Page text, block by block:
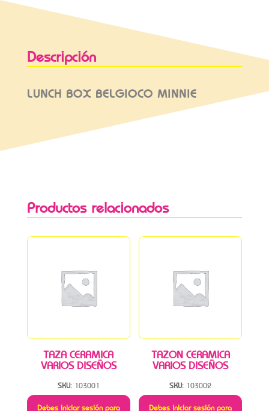
Descripción
LUNCH BOX BELGIOCO MINNIE
Productos relacionados
TAZA CERAMICA
VARIOS DISEÑOS
SKU: 103001
Debes iniciar sesión para
TAZON CERAMICA
VARIOS DISEÑOS
SKU: 103002
Debes iniciar sesión para